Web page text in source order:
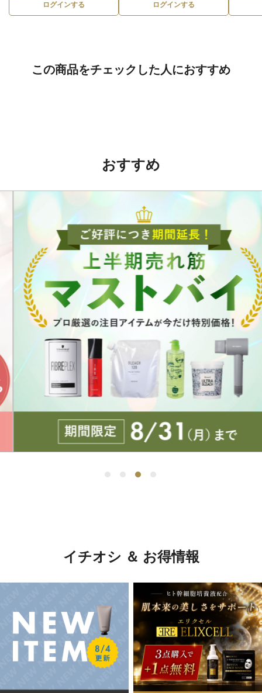
ログインする ログインする
この商品をチェックした人におすすめ
おすすめ
イチオシ ＆ お得情報